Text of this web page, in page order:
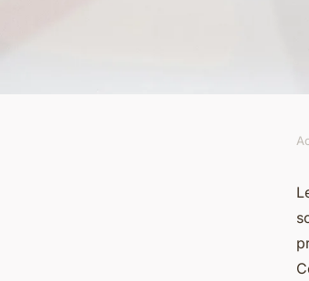
Essai auto :
véhicule